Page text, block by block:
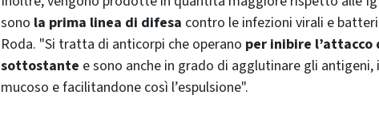
sono la prima linea di difesa contro le infezioni virali e
Roda. "Si tratta di anticorpi che operano per inibire
sottostante e sono anche in grado di agglutinare gli
mucoso e facilitandone così l’espulsione".